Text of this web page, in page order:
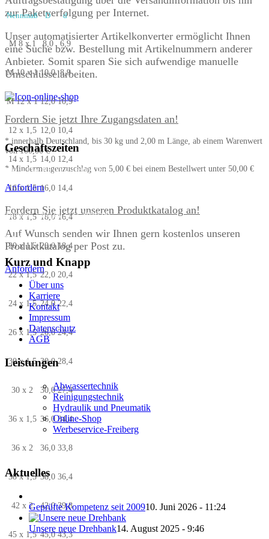
zur Paketverfolgung per Internet.
Unser automatisierter Artikelkonverter ermöglicht Ihnen
eine Suche bzw. Bestellung mit Artikelnummern anderer
Anbieter. Somit sparen Sie sich aufwendige manuelle
Umschlüsselarbeiten.
Fordern Sie jetzt Ihre Zugangsdaten an!
* innerhalb Deutschland, bis 30 kg und 2,00 m Länge, ab einem Warenwert
von 100,00 €
* Mindermengenzuschlag von 5,00 € bei einem Bestellwert unter 50,00 €
Anfordern
Fordern Sie jetzt unseren Produktkatalog an!
Auf Wunsch senden wir Ihnen gern kostenlos unseren
Produktkatalog per Post zu.
Anfordern
Nennmaß D d
M 8 x 1 8,0 6,9
M 10 x 1 10,0 8,9
M 12 x 1 12,0 10,9
12 x 1,5 12,0 10,4
14 x 1,5 14,0 12,4
16 x 1,5 16,0 14,4
18 x 1,5 18,0 16,4
20 x 1,5 20,0 18,4
22 x 1,5 22,0 20,4
24 x 1,5 24,0 22,4
26 x 1,5 26,0 24,4
30 x 1,5 30,0 28,4
30 x 2 30,0 27,4
36 x 1,5 36,0 34,4
36 x 2 36,0 33,8
38 x 1,5 38,0 36,4
42 x 2 42,0 39,8
45 x 1,5 45,0 43,3
Geschäftszeiten
Mo. – Do. 07:00 – 16:00 Uhr
Telefax: +49 (0) 3731 3049 90
E-Mail: post@tempel.de
Kurz und Knapp
Über uns
Karriere
Kontakt
Impressum
Datenschutz
AGB
Leistungen
Abwassertechnik
Reinigungstechnik
Hydraulik und Pneumatik
Online-Shop
Werbeservice-Freiberg
Aktuelles
Geprüfte Kompetenz seit 200910. Juni 2026 - 11:24
Unsere neue Drehbank14. August 2025 - 9:46